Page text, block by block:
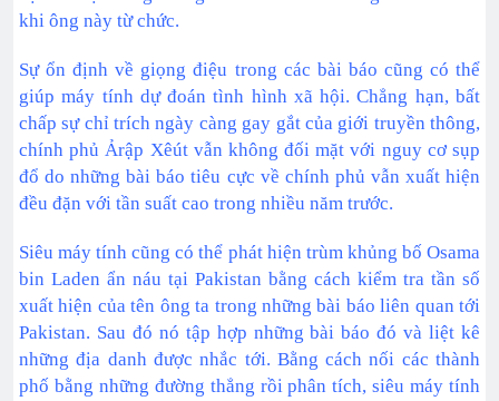
khi ông này từ chức.
Sự ổn định về giọng điệu trong các bài báo cũng có thể
giúp máy tính dự đoán tình hình xã hội. Chẳng hạn, bất
chấp sự chỉ trích ngày càng gay gắt của giới truyền thông,
chính phủ Ảrập Xêút vẫn không đối mặt với nguy cơ sụp
đổ do những bài báo tiêu cực về chính phủ vẫn xuất hiện
đều đặn với tần suất cao trong nhiều năm trước.
Siêu máy tính cũng có thể phát hiện trùm khủng bố Osama
bin Laden ẩn náu tại Pakistan bằng cách kiểm tra tần số
xuất hiện của tên ông ta trong những bài báo liên quan tới
Pakistan. Sau đó nó tập hợp những bài báo đó và liệt kê
những địa danh được nhắc tới. Bằng cách nối các thành
phố bằng những đường thẳng rồi phân tích, siêu máy tính